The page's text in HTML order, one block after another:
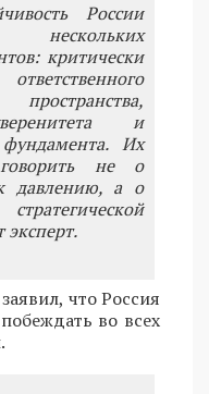
России
критически
и
Их
говорить не о
давлению, а о
эксперт.
заявил, что Россия
во всех